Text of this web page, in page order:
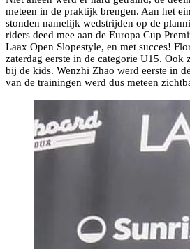
meteen in de praktijk brengen. Aan het
stonden namelijk wedstrijden op de
riders deed mee aan de Europa Cup
Laax Open Slopestyle, en met succes!
zaterdag eerste in de categorie U15. Ook
bij de kids. Wenzhi Zhao werd eerste in
van de trainingen werd dus meteen